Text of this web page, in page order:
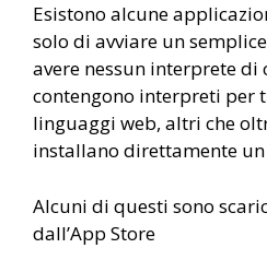
Esistono alcune
solo di avviare un
avere nessun interprete di
contengono interpreti per
linguaggi web, altri che
installano direttamente un
Alcuni di questi sono
dall’App Store